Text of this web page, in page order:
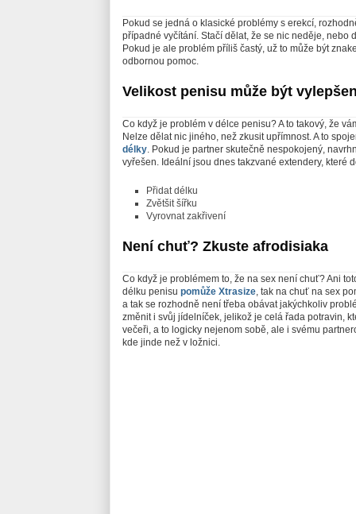
Pokud se jedná o klasické problémy s erekcí,
případné vyčítání. Stačí dělat, že se nic neděje, nebo
Pokud je ale problém příliš častý, už to může být
odbornou pomoc.
Velikost penisu může být
Co když je problém v délce penisu? A to takový, že
Nelze dělat nic jiného, než zkusit upřímnost. A to
délky. Pokud je partner skutečně nespokojený,
vyřešen. Ideální jsou dnes takzvané extendery, které
Přidat délku
Zvětšit šířku
Vyrovnat zakřivení
Není chuť? Zkuste afrodisiaka
Co když je problémem to, že na sex není chuť? Ani
délku penisu pomůže Xtrasize, tak na chuť na sex
a tak se rozhodně není třeba obávat jakýchkoliv
změnit i svůj jídelníček, jelikož je celá řada potravin,
večeři, a to logicky nejenom sobě, ale i svému
kde jinde než v ložnici.